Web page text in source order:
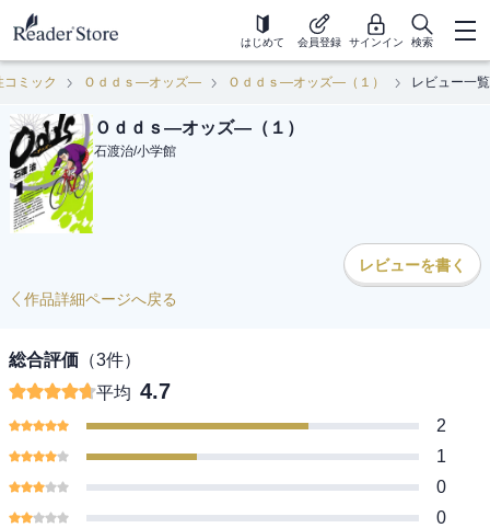
はじめて 会員登録 サインイン 検索
コミック Ｏｄｄｓ―オッズ― Ｏｄｄｓ―オッズ―（１） レビュー一覧
Ｏｄｄｓ―オッズ―（１）
石渡治/小学館
レビューを書く
作品詳細ページへ戻る
総合評価 （3件）
平均 4.7
2
1
0
0